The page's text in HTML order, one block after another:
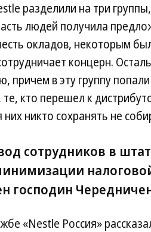
разделили на три
людей получила
окладов, некоторым
концерн.
причем в эту группу
те, кто перешел к
никто сохранять не
сотрудников в
господин
«Nestle Россия»